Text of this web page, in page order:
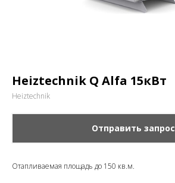
Heiztechnik Q Alfa 15кВт
Heiztechnik
Отправить запрос
Отапливаемая площадь до 150 кв.м.